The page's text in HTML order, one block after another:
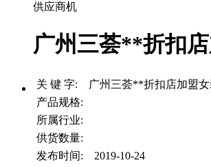
供应商机
广州三荟**折扣
关 键 字: 广州三荟**折扣店加盟
产品规格:
所属行业:
供货数量:
发布时间: 2019-10-24